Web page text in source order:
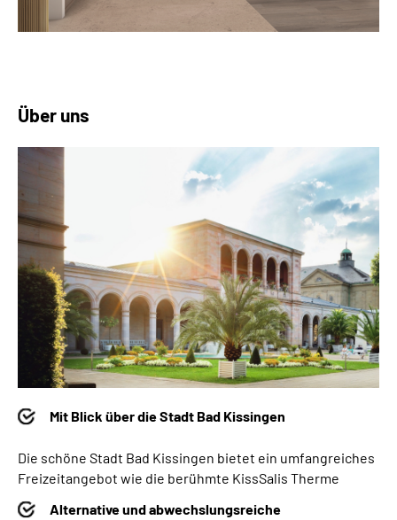
Über uns
Mit Blick über die Stadt Bad Kissingen
Die schöne Stadt Bad Kissingen bietet ein umfangreiches
Freizeitangebot wie die berühmte KissSalis Therme
Alternative und abwechslungsreiche